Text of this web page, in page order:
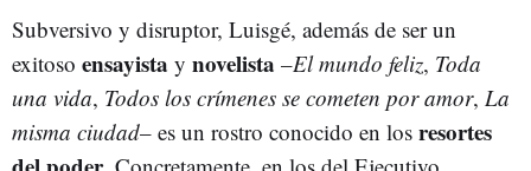
Subversivo y disruptor, Luisgé, además de ser un
exitoso ensayista y novelista –El mundo feliz, Toda
una vida, Todos los crímenes se cometen por amor, La
misma ciudad– es un rostro conocido en los resortes